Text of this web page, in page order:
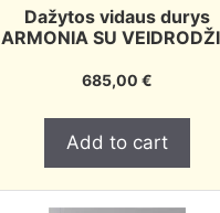
Dažytos vidaus durys
ARMONIA SU
685,00 €
Add to cart